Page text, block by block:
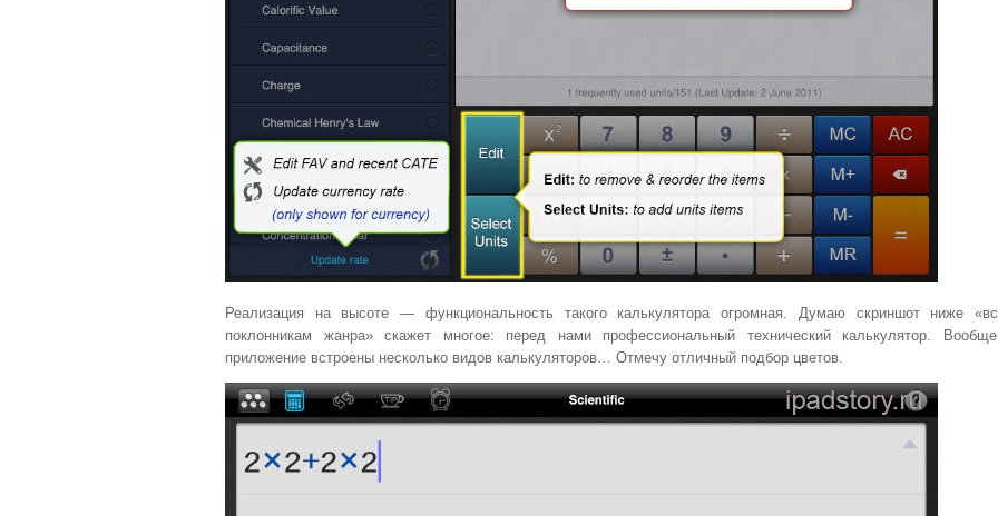
Реализация на высоте — функциональность такого калькулятора огромная. Думаю скриншот ниже
поклонникам жанра» скажет многое: перед нами профессиональный технический калькулятор.
приложение встроены несколько видов калькуляторов… Отмечу отличный подбор цветов.